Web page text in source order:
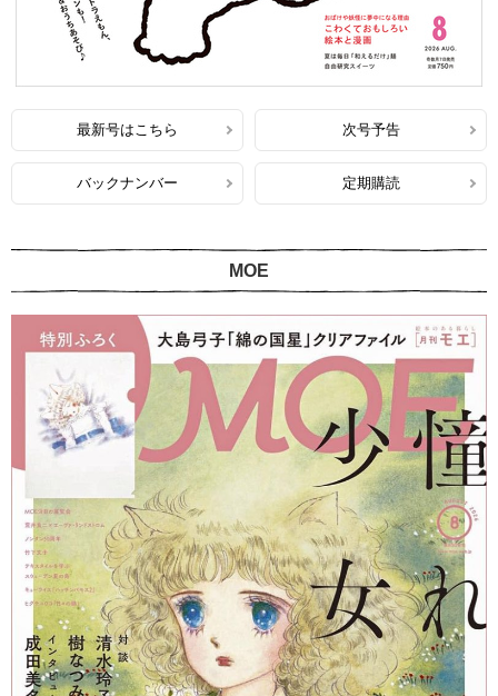
最新号はこちら 次号予告
バックナンバー 定期購読
MOE